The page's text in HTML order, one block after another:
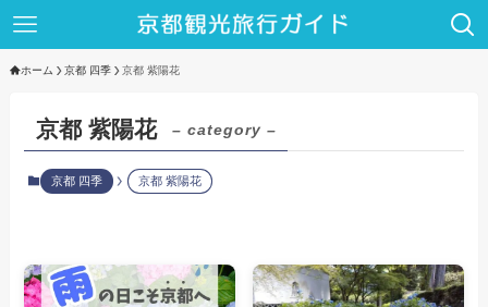
ホーム 京都 四季 京都 紫陽花
京都 紫陽花 – category –
京都 四季 京都 紫陽花